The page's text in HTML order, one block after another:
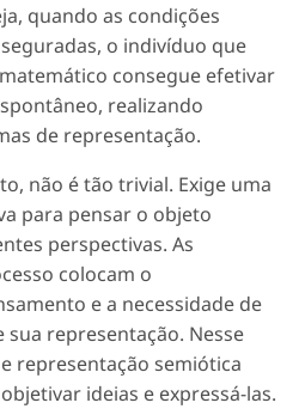
quando as condições
o indivíduo que
consegue efetivar
realizando
de representação.
não é tão trivial. Exige uma
para pensar o objeto
perspectivas. As
colocam o
e a necessidade de
representação. Nesse
representação semiótica
ideias e expressá-las.